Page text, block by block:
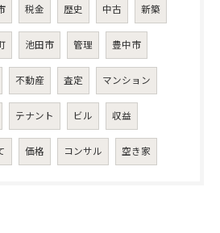
税金 歴史 中古 新築
池田市 管理 豊中市
不動産 査定 マンション
テナント ビル 収益
価格 コンサル 空き家
い合わせはこちら